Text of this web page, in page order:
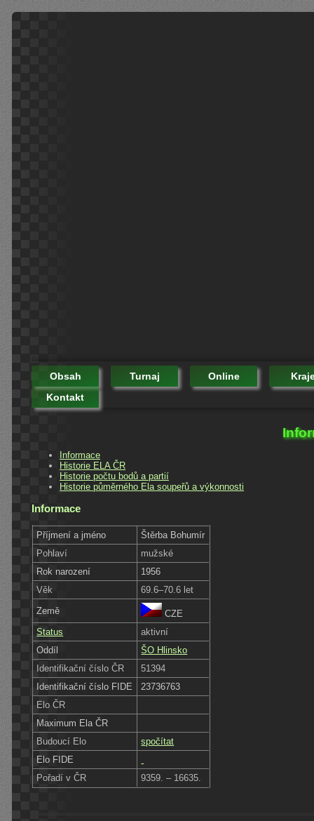
Obsah Turnaj Online
Kontakt
Informace
Historie ELA ČR
Historie počtu bodů a partií
Historie půměrného Ela soupeřů a výkonnosti
Informace
Příjmení a jméno
Štěrba Bohumír
Pohlaví
mužské
Rok narození
1956
Věk
69.6–70.6 let
Země
CZE
Status
aktivní
Oddíl
ŠO Hlinsko
Identifikační číslo ČR
51394
Identifikační číslo FIDE
23736763
Elo ČR
Maximum Ela ČR
Budoucí Elo
spočítat
Elo FIDE
Pořadí v ČR
9359. – 16635.